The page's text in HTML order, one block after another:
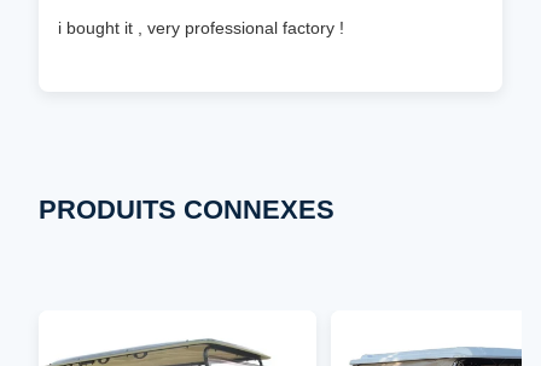
i bought it , very professional factory !
PRODUITS CONNEXES